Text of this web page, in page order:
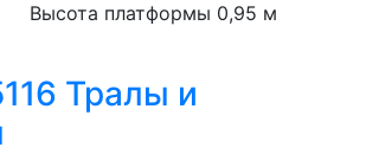
Высота платформы 0,95 м
Тралы и